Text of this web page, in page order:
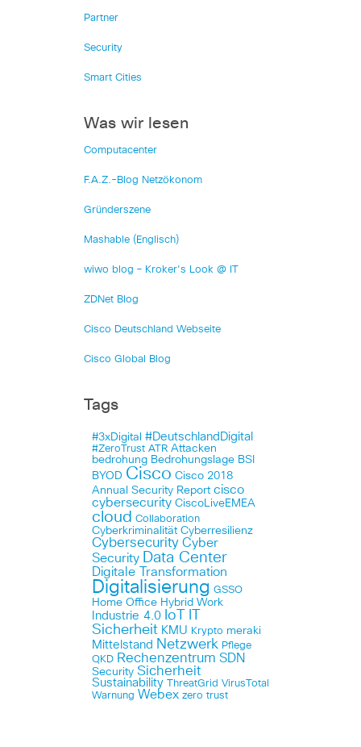
Partner
Security
Smart Cities
Was wir lesen
Computacenter
F.A.Z.-Blog Netzökonom
Gründerszene
Mashable (Englisch)
wiwo blog – Kroker's Look @ IT
ZDNet Blog
Cisco Deutschland Webseite
Cisco Global Blog
Tags
#3xDigital #DeutschlandDigital
#ZeroTrust ATR Attacken
bedrohung Bedrohungslage BSI
BYOD Cisco Cisco 2018
Annual Security Report cisco
cybersecurity CiscoLiveEMEA
cloud Collaboration
Cyberkriminalität Cyberresilienz
Cybersecurity Cyber
Security Data Center
Digitale Transformation
Digitalisierung GSSO
Home Office Hybrid Work
Industrie 4.0 IoT
Sicherheit KMU Krypto meraki
Mittelstand Netzwerk Pflege
QKD Rechenzentrum SDN
Security Sicherheit
Sustainability ThreatGrid VirusTotal
Warnung Webex zero trust